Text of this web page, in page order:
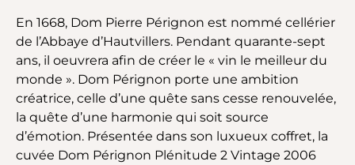
En 1668, Dom Pierre Pérignon est nommé cellérier
de l’Abbaye d’Hautvillers. Pendant quarante-sept
ans, il oeuvrera afin de créer le « vin le meilleur du
monde ». Dom Pérignon porte une ambition
créatrice, celle d’une quête sans cesse renouvelée,
la quête d’une harmonie qui soit source
d’émotion. Présentée dans son luxueux coffret, la
cuvée Dom Pérignon Plénitude 2 Vintage 2006